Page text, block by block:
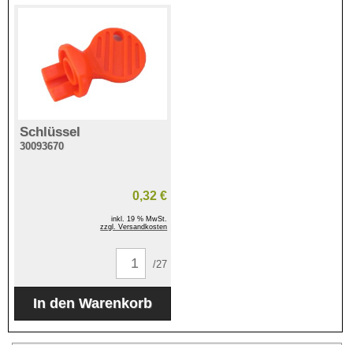
Schlüssel
30093670
0,32 €
inkl. 19 % MwSt.
zzgl. Versandkosten
/27